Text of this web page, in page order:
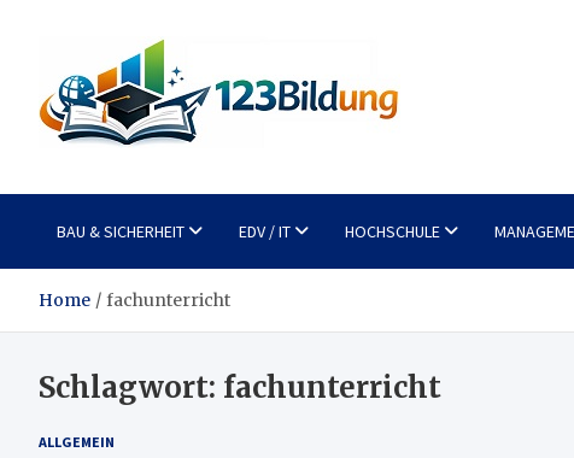
123Bildung
BAU & SICHERHEIT EDV / IT HOCHSCHULE
Home fachunterricht
Schlagwort: fachunterricht
ALLGEMEIN